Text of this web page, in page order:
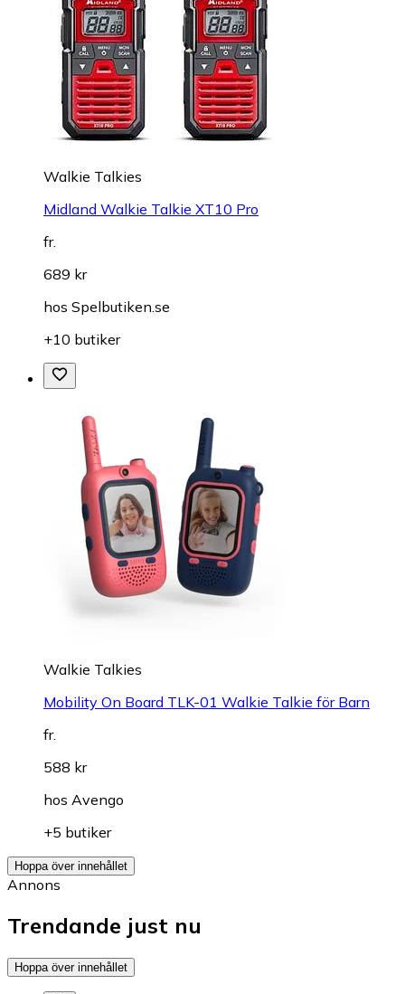
Walkie Talkies
Midland Walkie Talkie XT10 Pro
fr.
689 kr
hos Spelbutiken.se
+10 butiker
Walkie Talkies
Mobility On Board TLK-01 Walkie Talkie för Barn
fr.
588 kr
hos Avengo
+5 butiker
Hoppa över innehållet
Annons
Trendande just nu
Hoppa över innehållet